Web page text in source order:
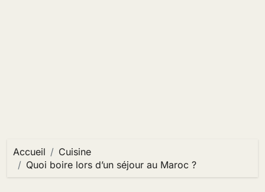
Accueil
Cuisine
Quoi boire lors d’un séjour au Maroc ?